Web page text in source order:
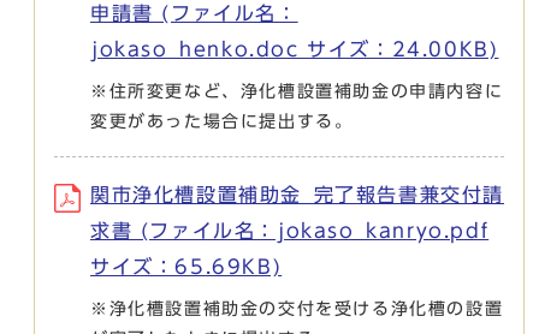
申請書 (ファイル名：
jokaso_henko.doc サイズ：24.00KB)
※住所変更など、浄化槽設置補助金の申請内容に
変更があった場合に提出する。
関市浄化槽設置補助金_完了報告書兼交付請
求書 (ファイル名：jokaso_kanryo.pdf
サイズ：65.69KB)
※浄化槽設置補助金の交付を受ける浄化槽の設置